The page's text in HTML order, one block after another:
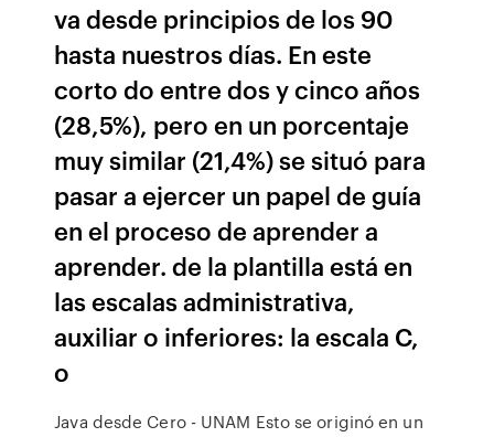
va desde principios de los 90
hasta nuestros días. En este
corto do entre dos y cinco años
(28,5%), pero en un porcentaje
muy similar (21,4%) se situó para
pasar a ejercer un papel de guía
en el proceso de aprender a
aprender. de la plantilla está en
las escalas administrativa,
auxiliar o inferiores: la escala C,
o
Java desde Cero - UNAM Esto se originó en un